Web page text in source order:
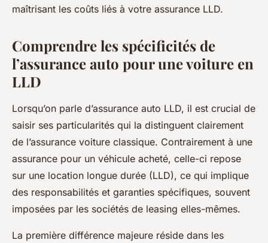
maîtrisant les coûts liés à votre assurance LLD.
Comprendre les spécificités de
l’assurance auto pour une voiture en
LLD
Lorsqu’on parle d’assurance auto LLD, il est crucial de
saisir ses particularités qui la distinguent clairement
de l’assurance voiture classique. Contrairement à une
assurance pour un véhicule acheté, celle-ci repose
sur une location longue durée (LLD), ce qui implique
des responsabilités et garanties spécifiques, souvent
imposées par les sociétés de leasing elles-mêmes.
La première différence majeure réside dans les